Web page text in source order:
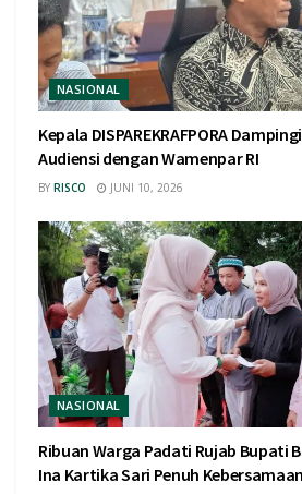
NASIONAL
Kepala DISPAREKRAFPORA
Audiensi dengan Wamenpar RI
BY RISCO JUNI 10, 2026
NASIONAL
Ribuan Warga Padati Rujab Bupati
Ina Kartika Sari Penuh Kebersamaan